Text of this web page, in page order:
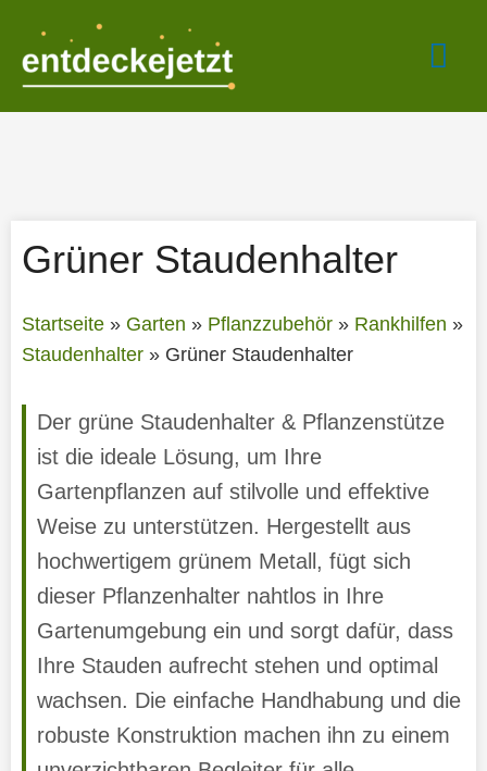
springen
Grüner Staudenhalter
Startseite» Garten » Pflanzzubehör» Rankhilfen »
Staudenhalter» Grüner Staudenhalter
Der grüne Staudenhalter & Pflanzenstütze
ist die ideale Lösung, um Ihre
Gartenpflanzen auf stilvolle und effektive
Weise zu unterstützen. Hergestellt aus
hochwertigem grünem Metall, fügt sich
dieser Pflanzenhalter nahtlos in Ihre
Gartenumgebung ein und sorgt dafür, dass
Ihre Stauden aufrecht stehen und optimal
wachsen. Die einfache Handhabung und die
robuste Konstruktion machen ihn zu einem